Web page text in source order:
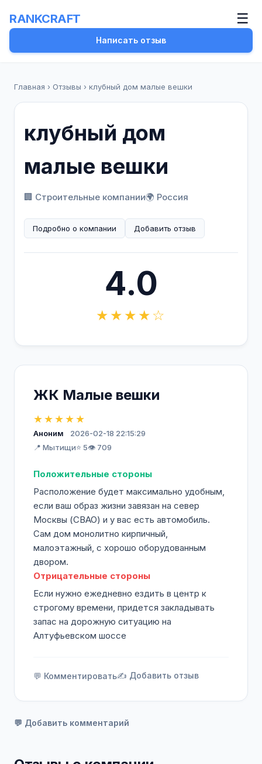
RANKCRAFT ☰
Написать отзыв
Главная › Отзывы › клубный дом малые вешки
клубный дом
малые вешки
🏢 Строительные компании🌍 Россия
Подробно о компании Добавить отзыв
4.0
★★★★☆
ЖК Малые вешки
★★★★★
Аноним
2026-02-18 22:15:29
📍 Мытищи⭐ 5👁️ 709
Положительные стороны
Расположение будет максимально удобным,
если ваш образ жизни завязан на север
Москвы (СВАО) и у вас есть автомобиль.
Сам дом монолитно кирпичный,
малоэтажный, с хорошо оборудованным
двором.
Отрицательные стороны
Если нужно ежедневно ездить в центр к
строгому времени, придется закладывать
запас на дорожную ситуацию на
Алтуфьевском шоссе
💬 Комментировать✍️ Добавить отзыв
💬 Добавить комментарий